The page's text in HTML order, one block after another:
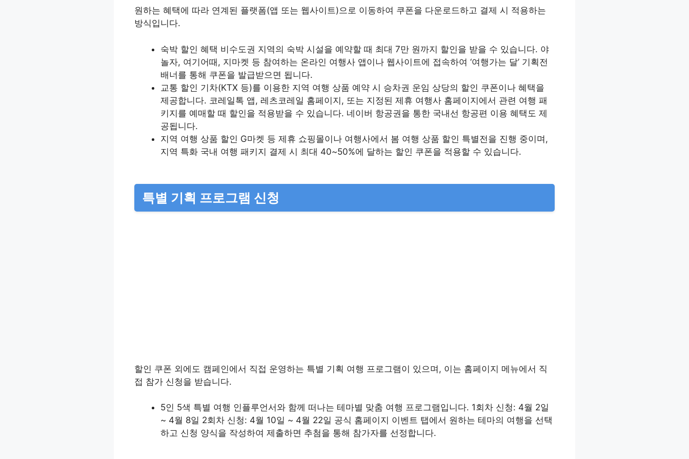
원하는 혜택에 따라 연계된 플랫폼(앱 또는 웹사이트)으로 이동하여 쿠폰을 다운로드하고 결제 시 적용하는
방식입니다.
숙박 할인 혜택 비수도권 지역의 숙박 시설을 예약할 때 최대 7만 원까지 할인을 받을 수 있습니다. 야
놀자, 여기어때, 지마켓 등 참여하는 온라인 여행사 앱이나 웹사이트에 접속하여 ‘여행가는 달’ 기획전
배너를 통해 쿠폰을 발급받으면 됩니다.
교통 할인 기차(KTX 등)를 이용한 지역 여행 상품 예약 시 승차권 운임 상당의 할인 쿠폰이나 혜택을
제공합니다. 코레일톡 앱, 레츠코레일 홈페이지, 또는 지정된 제휴 여행사 홈페이지에서 관련 여행 패
키지를 예매할 때 할인을 적용받을 수 있습니다. 네이버 항공권을 통한 국내선 항공편 이용 혜택도 제
공됩니다.
지역 여행 상품 할인 G마켓 등 제휴 쇼핑몰이나 여행사에서 봄 여행 상품 할인 특별전을 진행 중이며,
지역 특화 국내 여행 패키지 결제 시 최대 40~50%에 달하는 할인 쿠폰을 적용할 수 있습니다.
특별 기획 프로그램 신청
할인 쿠폰 외에도 캠페인에서 직접 운영하는 특별 기획 여행 프로그램이 있으며, 이는 홈페이지 메뉴에서 직
접 참가 신청을 받습니다.
5인 5색 특별 여행 인플루언서와 함께 떠나는 테마별 맞춤 여행 프로그램입니다. 1회차 신청: 4월 2일
~ 4월 8일 2회차 신청: 4월 10일 ~ 4월 22일 공식 홈페이지 이벤트 탭에서 원하는 테마의 여행을 선택
하고 신청 양식을 작성하여 제출하면 추첨을 통해 참가자를 선정합니다.